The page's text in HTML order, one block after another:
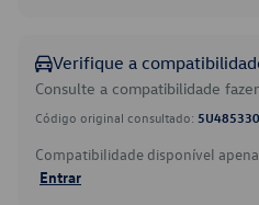
Verifique a
Consulte a compatibilidade
Código original consultado:
Compatibilidade disponível
Entrar